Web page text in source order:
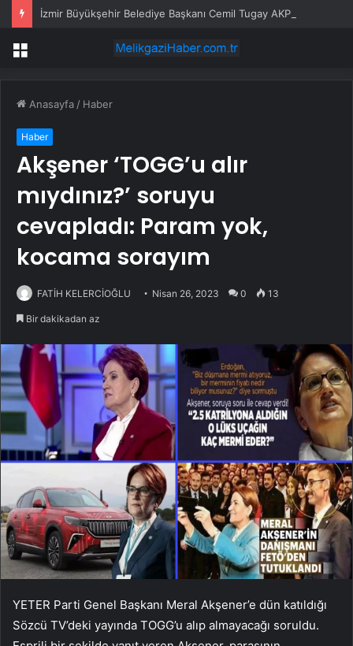
Menü
Anasayfa / Haber
Haber
Akşener ‘TOGG’u alır
mıydınız?’ soruyu
cevapladı: Param yok,
kocama sorayım
FATİH KELERCİOĞLU Nisan 26, 2023 0 13
Bir dakikadan az
YETER Parti Genel Başkanı Meral Akşener’e dün katıldığı
Sözcü TV’deki yayında TOGG’u alıp almayacağı soruldu.